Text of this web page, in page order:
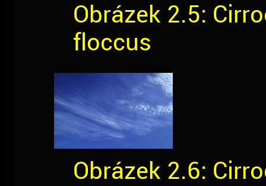
Obrázek 2.5:
floccus
Obrázek 2.6: